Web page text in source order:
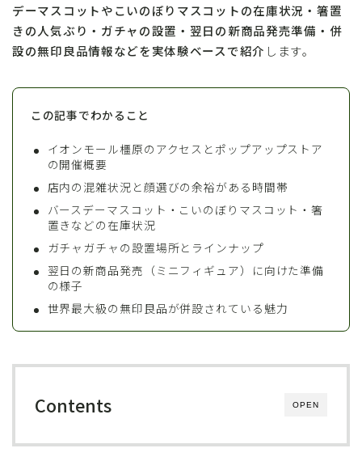
デーマスコットやこいのぼりマスコットの在庫状況・箸置
きの人気ぶり・ガチャの設置・翌日の新商品発売準備・併
設の無印良品情報などを実体験ベースで紹介 します。
この記事でわかること
イオンモール橿原のアクセスとポップアップストア
の開催概要
店内の混雑状況と顔選びの余裕がある時間帯
バースデーマスコット・こいのぼりマスコット・箸
置きなどの在庫状況
ガチャガチャの設置場所とラインナップ
翌日の新商品発売（ミニフィギュア）に向けた準備
の様子
世界最大級の無印良品が併設されている魅力
OPEN
Contents